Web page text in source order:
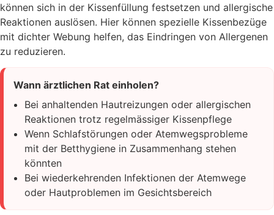
können sich in der Kissenfüllung festsetzen und allergische
Reaktionen auslösen. Hier können spezielle Kissenbezüge
mit dichter Webung helfen, das Eindringen von Allergenen
zu reduzieren.
Wann ärztlichen Rat einholen?
Bei anhaltenden Hautreizungen oder allergischen
Reaktionen trotz regelmässiger Kissenpflege
Wenn Schlafstörungen oder Atemwegsprobleme
mit der Betthygiene in Zusammenhang stehen
könnten
Bei wiederkehrenden Infektionen der Atemwege
oder Hautproblemen im Gesichtsbereich